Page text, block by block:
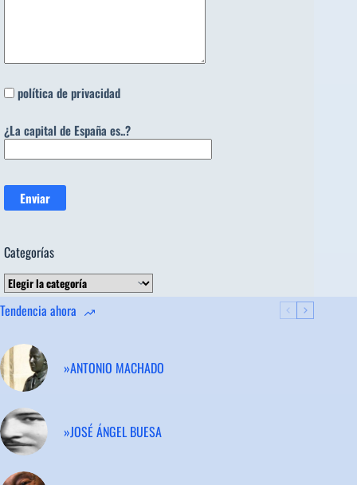
política de privacidad
¿La capital de España es..?
Categorías
Categorías
Tendencia ahora
»ANTONIO MACHADO
»JOSÉ ÁNGEL BUESA